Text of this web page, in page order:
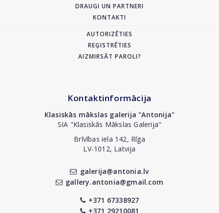
DRAUGI UN PARTNERI
KONTAKTI
AUTORIZĒTIES
REĢISTRĒTIES
AIZMIRSĀT PAROLI?
Kontaktinformācija
Klasiskās mākslas galerija "Antonija"
SIA "Klasiskās Mākslas Galerija"
Brīvības iela 142, Rīga
LV-1012, Latvija
galerija@antonia.lv
gallery.antonia@gmail.com
+371 67338927
+371 29210081